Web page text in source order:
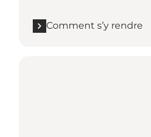
Comment s’y rendre